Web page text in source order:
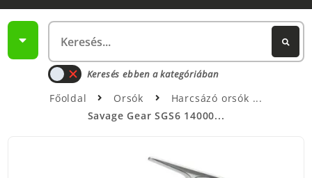
Keresés ebben a kategóriában
Főoldal Orsók
Harcsázó orsók
Savage Gear SGS6 14000...